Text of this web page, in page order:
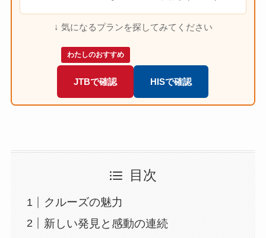
↓ 気になるプランを探してみてください
わたしのおすすめ
JTBで確認 HISで確認
目次
クルーズの魅力
新しい発見と感動の連続